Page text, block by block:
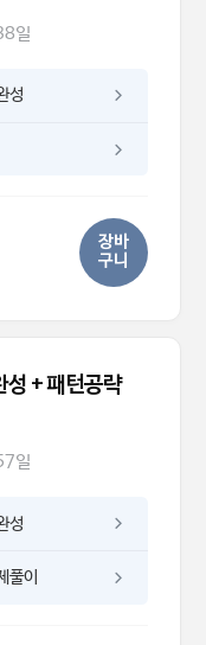
일
성
장바
구니
성 + 패턴공략
일
성
풀이